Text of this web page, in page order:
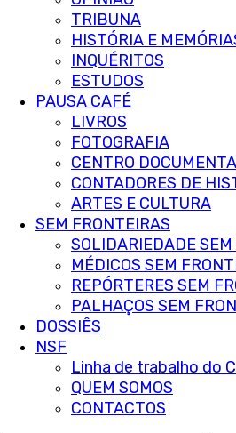
TRIBUNA
HISTÓRIA E
INQUÉRITOS
ESTUDOS
PAUSA CAFÉ
LIVROS
FOTOGRAFIA
CENTRO
CONTADORES DE
ARTES E CULTURA
SEM FRONTEIRAS
SOLIDARIEDADE
MÉDICOS SEM
REPÓRTERES SEM
PALHAÇOS SEM
DOSSIÊS
NSF
Linha de trabalho do
QUEM SOMOS
CONTACTOS